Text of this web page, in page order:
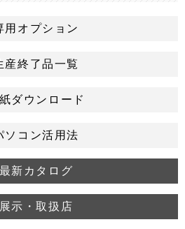
用オプション
産終了品一覧
ダウンロード
ソコン活用法
最新カタログ
展示・取扱店